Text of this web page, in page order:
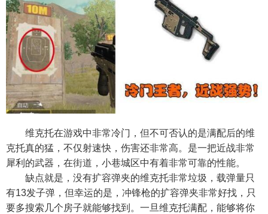
维克托在游戏中非常冷门，但不可否认的是满配后的维
克托真的猛，不仅射速快，伤害还非常高。是一把近战非常
犀利的武器，在街道，小巷城区中有着非常可靠的性能。
缺点就是，没有扩容弹夹的维克托非常垃圾，载弹量只
有13发子弹，但幸运的是，冲锋枪的扩容弹夹非常好找，只
要多搜索几个房子就能够找到。一旦维克托满配，能够将你